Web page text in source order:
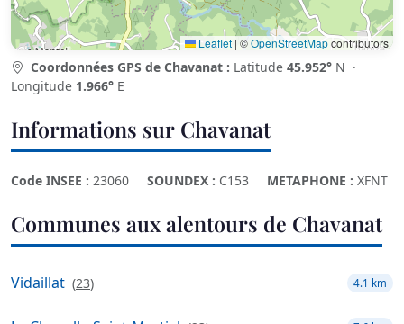
Leaflet | ©OpenStreetMapcontributors
Coordonnées GPS de Chavanat : Latitude 45.952° N ·
Longitude 1.966° E
Informations sur Chavanat
Code INSEE : 23060 SOUNDEX : C153 METAPHONE : XFNT
Communes aux alentours de Chavanat
Vidaillat (23) 4.1 km